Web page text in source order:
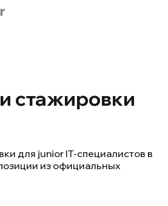
стажировки
для junior IT-специалистов в
из официальных